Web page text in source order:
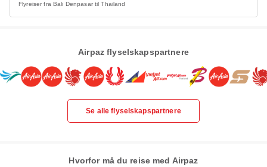
Flyreiser fra Bali Denpasar til Thailand
Airpaz flyselskapspartnere
Se alle flyselskapspartnere
Hvorfor må du reise med Airpaz